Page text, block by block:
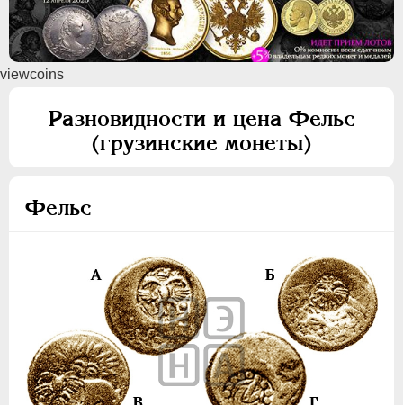
viewcoins
Разновидности и цена Фельс
(грузинские монеты)
Фельс
ПEТР I 1699 - 1725
ЕКАТЕРИНА I
АННА ИОАННОВНА 1730-1740
ИОАНН АНТОНОВИЧ 1740-1741
ПЕТР III 1762-1762
1796-1801
АЛЕКСАНДР I 1801-1825
1826-1855
АЛЕКСАНДР II 1855-1881
АЛЕКСАНДР III 1881-1894
НИКОЛАЙ II 1894-1917